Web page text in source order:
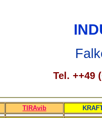
Tel. ++49
TIRAvib